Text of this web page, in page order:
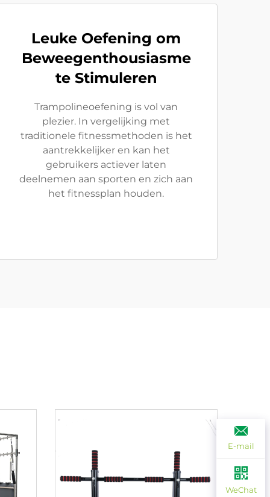
Leuke Oefening om
Beweegenthousiasme
te Stimuleren
Trampolineoefening is vol van
plezier. In vergelijking met
traditionele fitnessmethoden is het
aantrekkelijker en kan het
gebruikers actiever laten
deelnemen aan sporten en zich aan
het fitnessplan houden.
E-mail
WeChat